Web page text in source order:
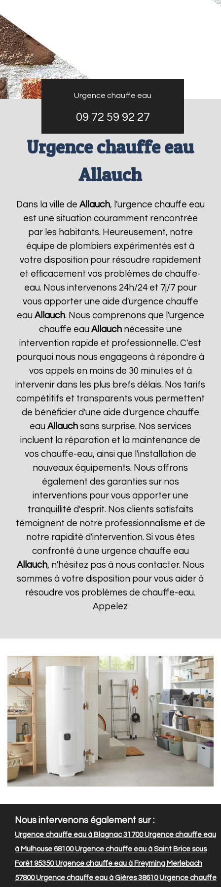
Urgence chauffe eau
09 72 59 92 27
Urgence chauffe eau
Allauch
Dans la ville de Allauch, l'urgence chauffe eau
est une situation couramment rencontrée
par les habitants. Heureusement, notre
équipe de plombiers expérimentés est à
votre disposition pour résoudre rapidement
et efficacement vos problèmes de chauffe-
eau. Nous intervenons 24h/24 et 7j/7 pour
vous apporter une aide d'urgence chauffe
eau Allauch. Nous comprenons que l'urgence
chauffe eau Allauchnécessite une
intervention rapide et professionnelle. C'est
pourquoi nous nous engageons à répondre à
vos appels en moins de 30 minutes et à
intervenir dans les plus brefs délais. Nos tarifs
compétitifs et transparents vous permettent
de bénéficier d'une aide d'urgence chauffe
eau Allauchsans surprise. Nos services
incluent la réparation et la maintenance de
vos chauffe-eau, ainsi que l'installation de
nouveaux équipements. Nous offrons
également des garanties sur nos
interventions pour vous apporter une
tranquillité d'esprit. Nos clients satisfaits
témoignent de notre professionnalisme et de
notre rapidité d'intervention. Si vous êtes
confronté à une urgence chauffe eau
Allauch, n'hésitez pas à nous contacter. Nous
sommes à votre disposition pour vous aider à
résoudre vos problèmes de chauffe-eau.
Appelez
Nous intervenons également sur :
Urgence chauffe eau à Blagnac 31700Urgence chauffe eau
à Mulhouse 68100Urgence chauffe eau à Saint Brice sous
Forêt 95350Urgence chauffe eau à Freyming Merlebach
57800Urgence chauffe eau à Gières 38610Urgence chauffe